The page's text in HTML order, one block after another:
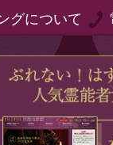
グについて